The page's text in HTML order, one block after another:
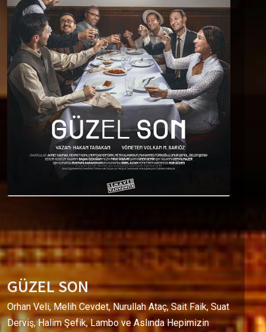
GÜZEL SON
Orhan Veli, Melih Cevdet, Nurullah Ataç, Sait Faik, Suat
Derviş, Halim Şefik, Lambo ve Aslında Hepimizin